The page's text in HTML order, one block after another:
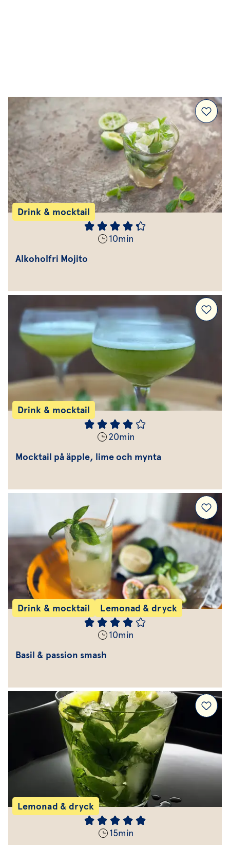
Drink & mocktail
10min
Alkoholfri Mojito
Drink & mocktail
20min
Mocktail på äpple, lime och mynta
Drink & mocktail Lemonad & dryck
10min
Basil & passion smash
Lemonad & dryck
15min